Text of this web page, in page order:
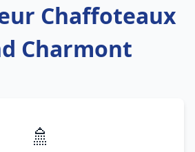
Chaffoteaux
Charmont
🚿